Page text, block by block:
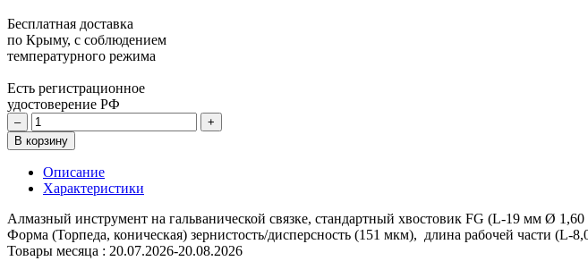
Бесплатная доставка
по Крыму, с соблюдением
температурного режима
Есть регистрационное
удостоверение РФ
–
+
В корзину
Описание
Характеристики
Алмазный инструмент на гальванической связке, стандартный хвостовик FG (L-19 мм Ø
Форма (Торпеда, коническая) зернистость/дисперсность (151 мкм), длина рабочей части
Товары месяца : 20.07.2026-20.08.2026